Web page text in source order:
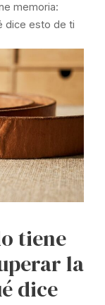
memoria:
dice esto de ti
tiene
la
dice